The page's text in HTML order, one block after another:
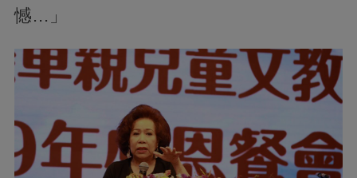
憾...」